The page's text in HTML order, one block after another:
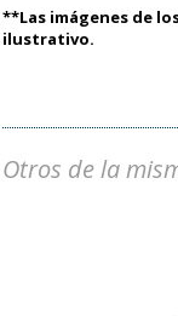
**Las imágenes de
ilustrativo.
Otros de la